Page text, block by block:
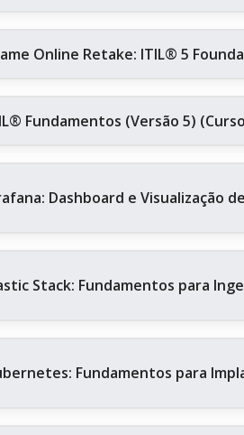
Online Retake: ITIL® 5
Fundamentos (Versão 5)
Dashboard e Visualização
Stack: Fundamentos para
Fundamentos para